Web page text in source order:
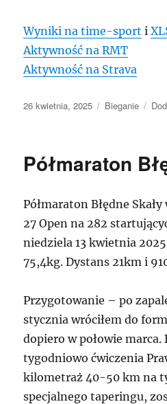
Wyniki na time-sport i
Aktywność na RMT
Aktywność na Strava
Data
26 kwietnia, 2025 Kategorie
Bieganie
Półmaraton
Półmaraton Błędne
27 Open na 282
niedziela 13 kwietnia
75,4kg. Dystans 21km i
Przygotowanie – po
stycznia wróciłem do
dopiero w połowie marca.
tygodniowo ćwiczenia
kilometraż 40-50 km na
specjalnego taperingu,